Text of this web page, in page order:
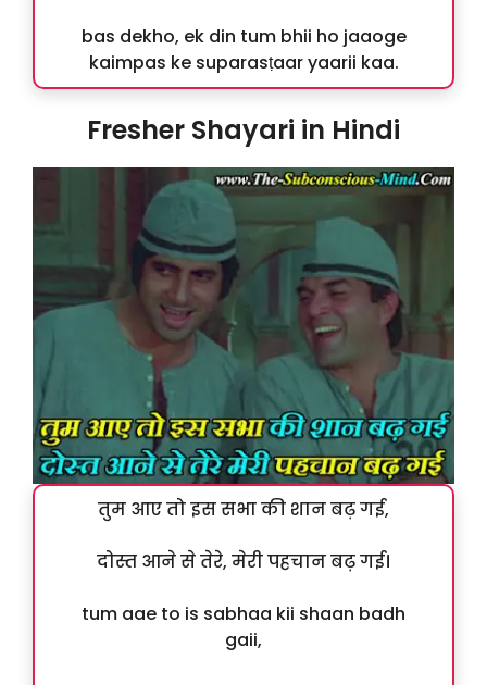
bas dekho, ek din tum bhii ho jaaoge
kaimpas ke suparasṭaar yaarii kaa.
Fresher Shayari in Hindi
तुम आए तो इस सभा की शान बढ़ गई,
दोस्त आने से तेरे, मेरी पहचान बढ़ गई।
tum aae to is sabhaa kii shaan badh
gaii,